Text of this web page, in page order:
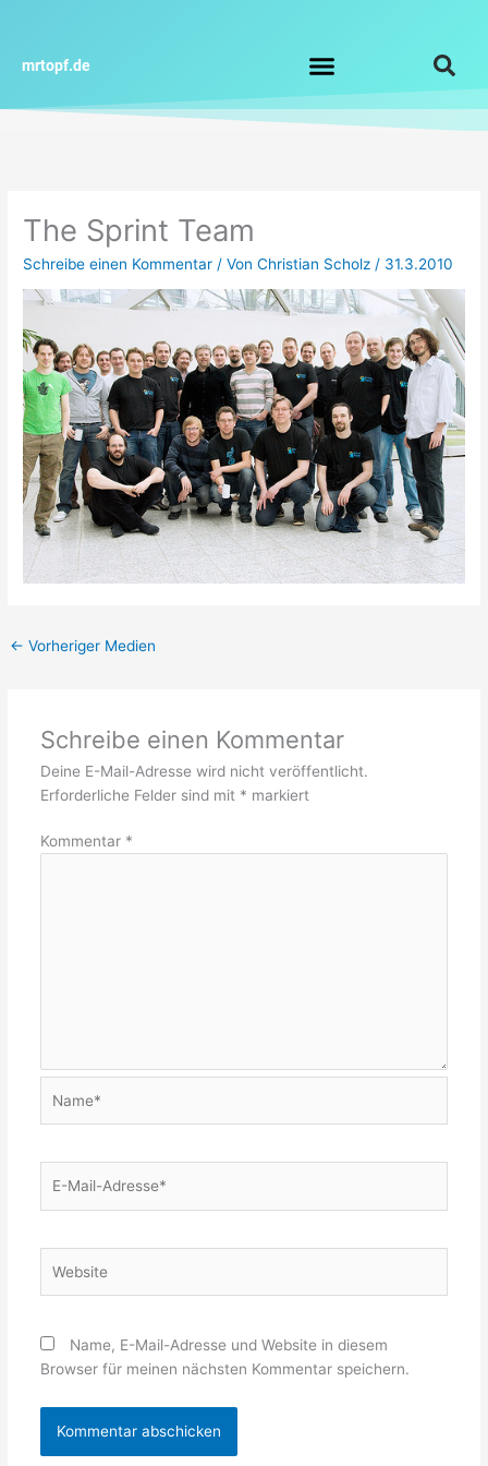
springen
mrtopf.de
The Sprint Team
Schreibe einen Kommentar / VonChristian Scholz / 31.3.2010
← Vorheriger Medien
Schreibe einen Kommentar
Deine E-Mail-Adresse wird nicht veröffentlicht.
Erforderliche Felder sind mit * markiert
Kommentar *
Mail-
Name, E-Mail-Adresse und Website in diesem
Browser für meinen nächsten Kommentar speichern.